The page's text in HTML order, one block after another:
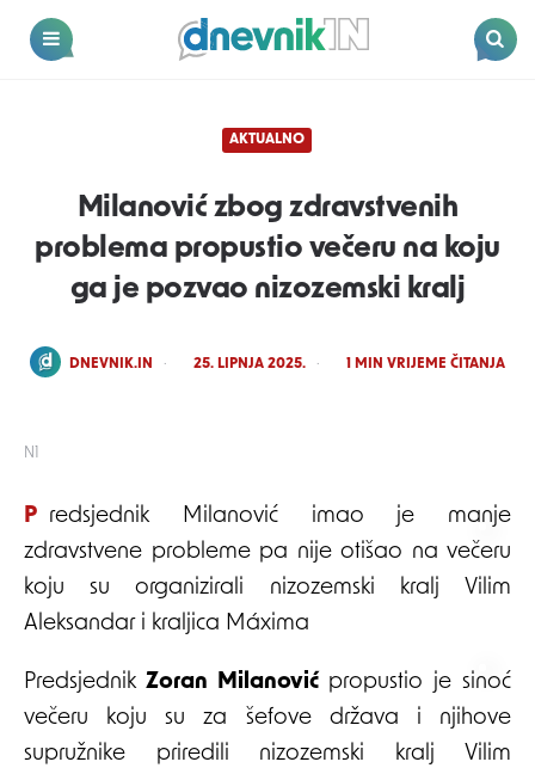
Dnevnik.in
N1
AKTUALNO
Milanović zbog zdravstvenih
problema propustio večeru na koju
ga je pozvao nizozemski kralj
POSTED
DNEVNIK.IN 25. LIPNJA 2025. 1 MIN VRIJEME ČITANJA
Predsjednik Milanović imao je manje
zdravstvene probleme pa nije otišao na večeru
koju su organizirali nizozemski kralj Vilim
Aleksandar i kraljica Máxima
PredsjednikZoran Milanovićpropustio je sinoć
večeru koju su za šefove država i njihove
supružnike priredili nizozemski kralj Vilim